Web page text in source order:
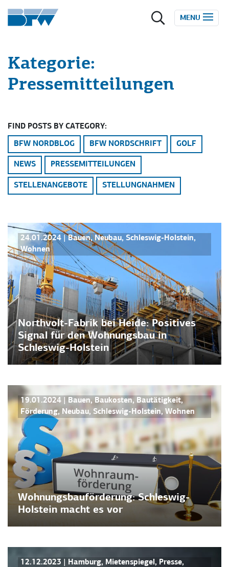
Zum Inhalt springen
MENU
Kategorie:
Pressemitteilungen
FIND POSTS BY CATEGORY:
BFW NORDBLOG BFW NORDSCHRIFT GOLF
NEWS PRESSEMITTEILUNGEN
STELLENANGEBOTE STELLUNGNAHMEN
PRESSEMITTEILUNGEN
24.01.2024 |Bauen,Neubau, Schleswig-Holstein,
Wohnen
Northvolt-Fabrik bei Heide: Positives
Signal für den Wohnungsbau in
Schleswig-Holstein
19.01.2024 Bauen, Baukosten, Bautätigkeit,
Förderung, Neubau, Schleswig-Holstein, Wohnen
Wohnungsbauförderung: Schleswig-
Holstein macht es vor
12.12.2023 Hamburg, Mietenspiegel, Presse,